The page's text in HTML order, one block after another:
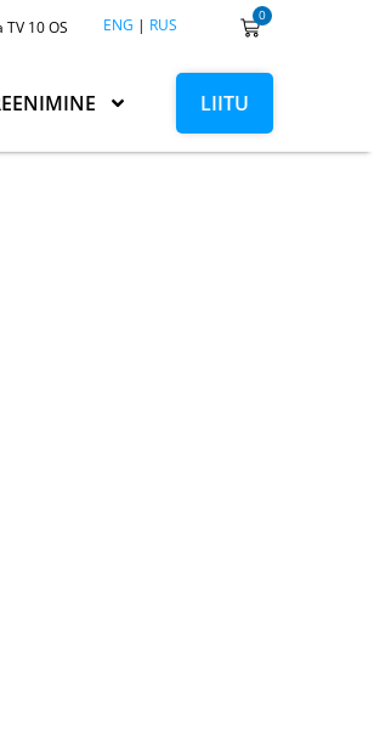
10 OS ENG | RUS 0
LIITU